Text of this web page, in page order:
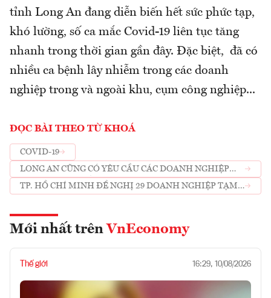
tỉnh Long An đang diễn biến hết sức phức tạp,
khó lường, số ca mắc Covid-19 liên tục tăng
nhanh trong thời gian gần đây. Đặc biệt, đã có
nhiều ca bệnh lây nhiễm trong các doanh
nghiệp trong và ngoài khu, cụm công nghiệp...
ĐỌC BÀI THEO TỪ KHOÁ
COVID-19
LONG AN CŨNG CÓ YÊU CẦU CÁC DOANH NGHIỆP
TRÊN ĐỊA BÀN TỈNH TẠM NGƯNG HOẠT ĐỘNG
TP. HỒ CHÍ MINH ĐỀ NGHỊ 29 DOANH NGHIỆP TẠM
Mới nhất trên VnEconomy
Thế giới 16:29, 10/08/2026